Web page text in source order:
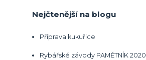
Nejčtenější na blogu
Příprava kukuřice
Rybářské závody PAMĚTNÍK 2020